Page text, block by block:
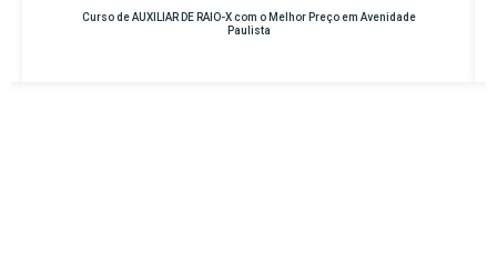
com o Melhor Preço em Avenidade
Curso de INSTRUMENTAÇÃO